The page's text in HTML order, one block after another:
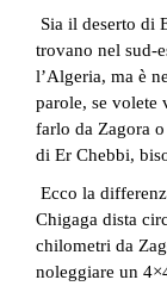
Sia il deserto di
trovano nel sud-
l’Algeria, ma è
parole, se volete
farlo da Zagora o
di Er Chebbi,
Ecco la
Chigaga dista
chilometri da
noleggiare un